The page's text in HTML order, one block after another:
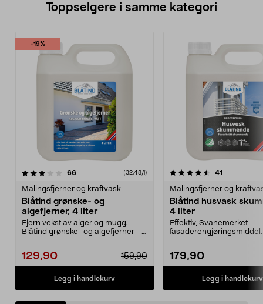
Toppselgere i samme kategori
-19%
66anmeldelser (32,48/l)
Malingsfjerner og kraftvask
Blåtind grønske- og
algefjerner, 4 liter
Fjern vekst av alger og mugg.
Blåtind grønske- og algefjerner –
129,90 159,90
Legg i handlekurv
4.5 av 5 stjerner 41
Malingsfjerner og
Blåtind husvask
4 liter
Effektiv, Svanemerket
179,90
Legg i handlekurv
4.5 av 5 stjerner